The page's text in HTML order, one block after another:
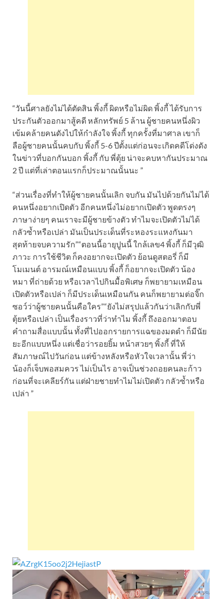
“วันนี้ศาลยังไม่ได้ตัดสิน พิ้งกี้ ผิดหรือไม่ผิด พิ้งกี้ ได้รับการ
ประกันตัวออกมาสู้คดี หลักทรัพย์ 5 ล้าน ผู้ชายคนหนึ่งผิว
เข้มคล้ายคนดังไปให้กำลังใจ พิ้งกี้ ทุกครั้งที่มาศาล เขาก็
ลือผู้ชายคนนั้นคบกับ พิ้งกี้ 5-6 ปีตั้งแต่ก่อนจะเกิดคดีโด่งดัง
ในข่าวที่บอกกันบอก พิ้งกี้ กับ พี่ตุ้ย น่าจะคบหากันประมาณ
2 ปี แต่ที่เล่าตอนแรกก็ประมาณนั้นนะ ”
“ส่วนเรื่องที่ทำให้ผู้ชายคนนั้นเลิก จบกัน มันไปด้วยกันไม่ได้
คนหนึ่งอยากเปิดตัว อีกคนหนึ่งไม่อยากเปิดตัว พูดตรงๆ
ภาษาง่ายๆ คนเราจะมีผู้ชายข้างตัว ทำไมจะเปิดตัวไม่ได้
กลัวซ้ำหรือเปล่า มันเป็นประเด็นที่ระหองระแหงกันมา
สุดท้ายจบความรัก”“ตอนนี้อายุปูนนี้ ใกล้เลข4 พิ้งกี้ ก็มีวุฒิ
ภาวะ การใช้ชีวิต ก็คงอยากจะเปิดตัว ย้อนดูสตอรี่ ก็มี
โมเมนต์ อารมณ์เหมือนแบบ พิ้งกี้ ก็อยากจะเปิดตัว น้อง
หมา ที่ถ่ายด้วย หรือเวลาไปกินมื้อพิเศษ ก็พยายามเหมือน
เปิดตัวหรือเปล่า ก็มีประเด็นเหมือนกัน คนก็พยายามต่อจิ๊ก
ซอว์ว่าผู้ชายคนนั้นคือใคร”“ยังไม่สรุปแล้วกันว่าเลิกกับพี่
ตุ้ยหรือเปล่า เป็นเรื่องราวที่ว่าทำไม พิ้งกี้ ถึงออกมาตอบ
คำถามสื่อแบบนั้น ทั้งที่ไปออกรายการแฉของมดดำ ก็มีนัย
ยะอีกแบบหนึ่ง แต่เชื่อว่ารอยยิ้ม หน้าสวยๆ พิ้งกี้ ที่ให้
สัมภาษณ์ไปวันก่อน แต่ข้างหลังหรือหัวใจเวลานั้น พี่ว่า
น้องก็เจ็บพอสมควร ไม่เป็นไร อาจเป็นช่วงถอยคนละก้าว
ก่อนที่จะเคลียร์กัน แต่ฝ่ายชายทำไมไม่เปิดตัว กลัวซ้ำหรือ
เปล่า ”